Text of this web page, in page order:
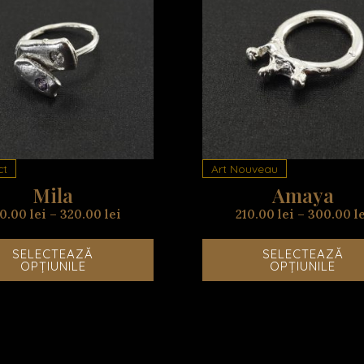
Mila
lei – 320.00 lei
SELECTEAZĂ
OPȚIUNILE
fi
Art Nouveau
Amaya
210.00 lei – 300.00
SELECTEAZĂ
OPȚIUNILE